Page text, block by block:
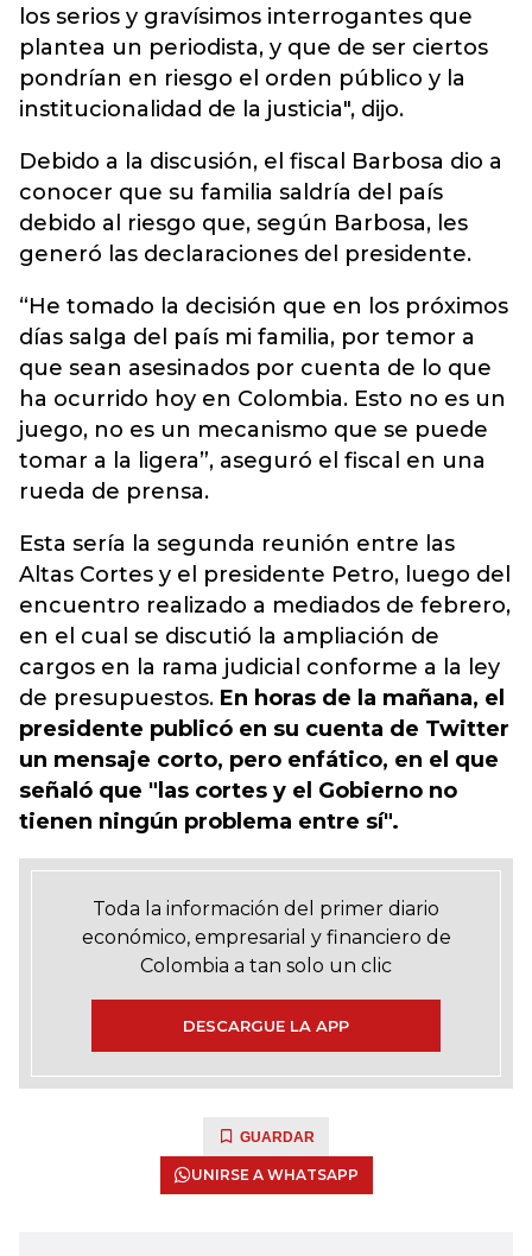
los serios y gravísimos interrogantes que
plantea un periodista, y que de ser ciertos
pondrían en riesgo el orden público y la
institucionalidad de la justicia", dijo.
Debido a la discusión, el fiscal Barbosa dio a
conocer que su familia saldría del país
debido al riesgo que, según Barbosa, les
generó las declaraciones del presidente.
“He tomado la decisión que en los próximos
días salga del país mi familia, por temor a
que sean asesinados por cuenta de lo que
ha ocurrido hoy en Colombia. Esto no es un
juego, no es un mecanismo que se puede
tomar a la ligera”, aseguró el fiscal en una
rueda de prensa.
Esta sería la segunda reunión entre las
Altas Cortes y el presidente Petro, luego del
encuentro realizado a mediados de febrero,
en el cual se discutió la ampliación de
cargos en la rama judicial conforme a la ley
de presupuestos. En horas de la mañana, el
presidente publicó en su cuenta de Twitter
un mensaje corto, pero enfático, en el que
señaló que "las cortes y el Gobierno no
tienen ningún problema entre sí".
Toda la información del primer diario
económico, empresarial y financiero de
Colombia a tan solo un clic
DESCARGUE LA APP
GUARDAR
UNIRSE A WHATSAPP